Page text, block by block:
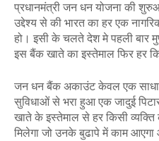
प्रधानमंत्री जन धन योजना की
उद्देश्य से की भारत का हर एक
हो। इसी के चलते देश मे पहली बार
इस बैंक खाते का इस्तेमाल फिर हर
जन धन बैंक अकाउंट केवल एक
सुविधाओं से भरा हुआ एक जादुई
खाते के इस्तेमाल से हर किसी व्यक्ति
मिलेगा जो उनके बुढापे में काम